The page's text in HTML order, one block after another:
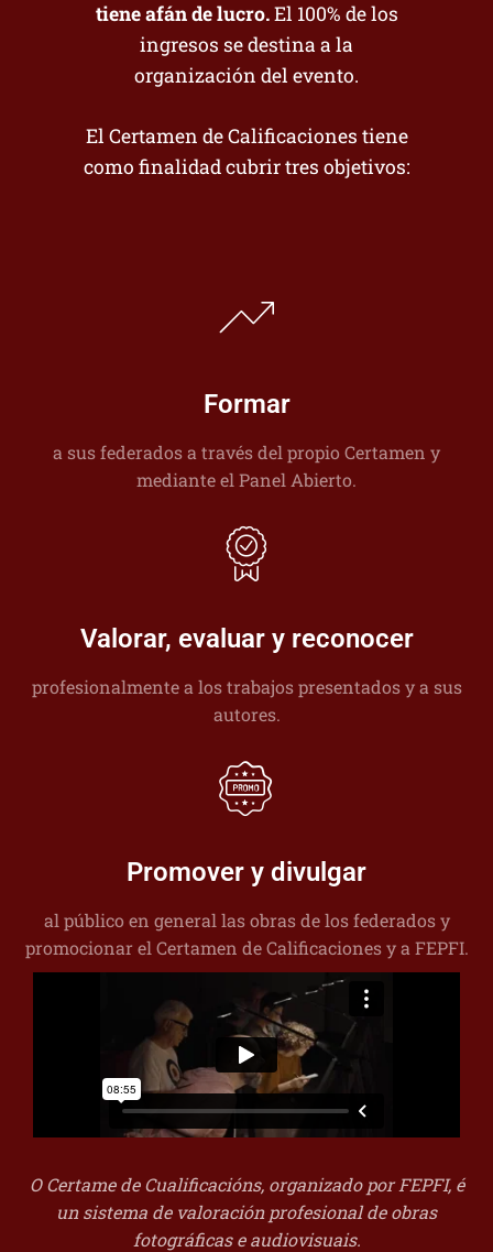
tiene afán de lucro.El 100% de los
ingresos se destina a la
organización del evento.
El Certamen de Calificaciones tiene
como finalidad cubrir tres objetivos:
Formar
a sus federados a través del propio Certamen y
mediante el Panel Abierto.
Valorar, evaluar y reconocer
profesionalmente a los trabajos presentados y a sus
autores.
Promover y divulgar
al público en general las obras de los federados y
promocionar el Certamen de Calificaciones y a FEPFI.
O Certame de Cualificacións, organizado por FEPFI, é
un sistema de valoración profesional de obras
fotográficas e audiovisuais.